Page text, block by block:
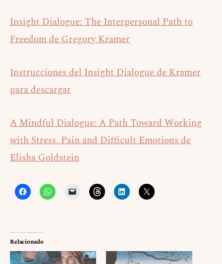
Insight Dialogue: The Interpersonal Path to
Freedom de Gregory Kramer
Instrucciones del Insight Dialogue de Kramer
para descargar
A Mindful Dialogue: A Path Toward Working
with Stress, Pain and Difficult Emotions de
Elisha Goldstein
Relacionado